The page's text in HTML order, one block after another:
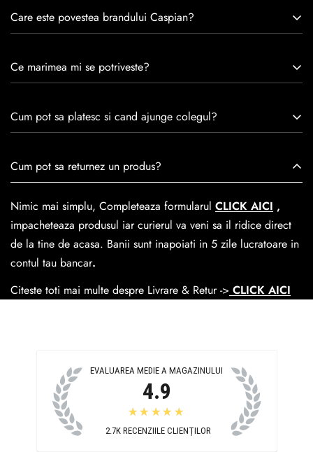
Care este povestea brandului Caspian?
experiență de peste 30 de ani în industria modei, Caspian se
satisfacția clienților.Fiecare pereche de încălțăminte Caspian
este creată cu mândrie de meșteri pricepuți, care aduc la
trecerea timpului.
Ce marimea mi se potriveste?
Cum pot sa platesc si cand ajunge colegul?
medie livrarea dureaza 1-2 zilelucratoare prin
Easybox-ul Emag.
Cosul de livrareeste 15 lei pentru o comanda mai mica de
390 lei si Gratuit pentru o comanda de peste 390 lei.
Cum pot sa returnez un produs?
Nimic mai simplu, Completeaza formularul CLICK AICI ,
impacheteaza produsul iar curierul va veni sa il ridice direct
de la tine de acasa. Banii sunt inapoiati in 5 zile lucratoare in
contul tau bancar.
Citeste toti mai multe despre Livrare & Retur -> CLICK AICI
EVALUAREA MEDIE A MAGAZINULUI
4.9
★★★★★
2.7K RECENZIILE CLIENȚILOR